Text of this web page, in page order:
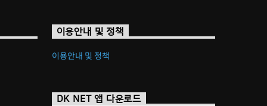
이용안내 및 정책
이용안내 및 정책
DK NET 앱 다운로드